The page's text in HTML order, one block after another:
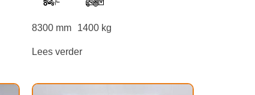
8300 mm 1400 kg
Lees verder